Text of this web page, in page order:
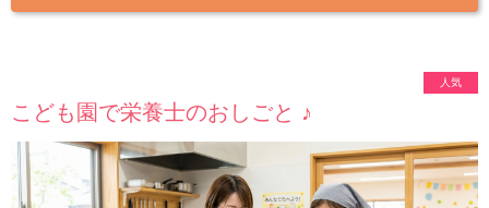
人気
こども園で栄養士のおしごと ♪